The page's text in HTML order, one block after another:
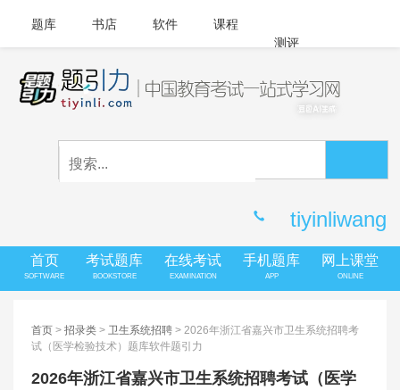
题库 书店 软件
课程
测评
APP下载
tiyinliwang
首页
SOFTWARE
考试题库
BOOKSTORE
在线考试
EXAMINATION
手机题库
APP
网上课堂
ONLINE
首页 > 招录类 > 卫生系统招聘 > 2026年浙江省嘉兴市卫生系统招聘考
试（医学检验技术）题库软件题引力
2026年浙江省嘉兴市卫生系统招聘考试（医学